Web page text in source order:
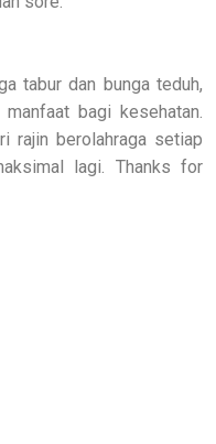
tabur dan bunga teduh,
bagi kesehatan.
rajin berolahraga setiap
lagi. Thanks for